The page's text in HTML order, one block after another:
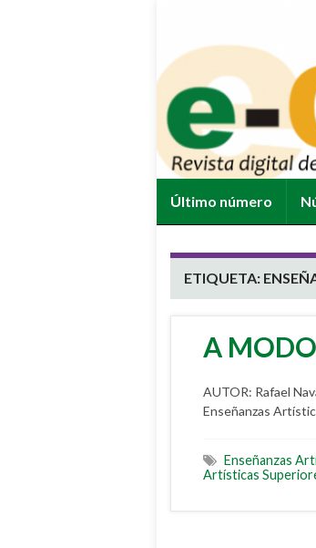
Último número
ETIQUETA:
A
AUTOR: Rafael
Enseñanzas
Enseñanzas
Artísticas